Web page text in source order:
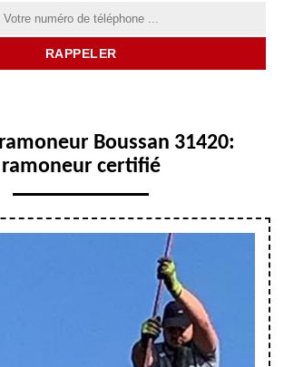
Boussan 31420:
ramoneur certifié